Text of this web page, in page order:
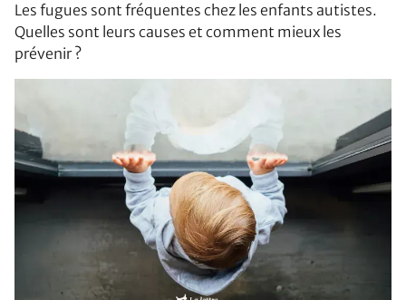
Les fugues sont fréquentes chez les enfants autistes.
Quelles sont leurs causes et comment mieux les
prévenir ?